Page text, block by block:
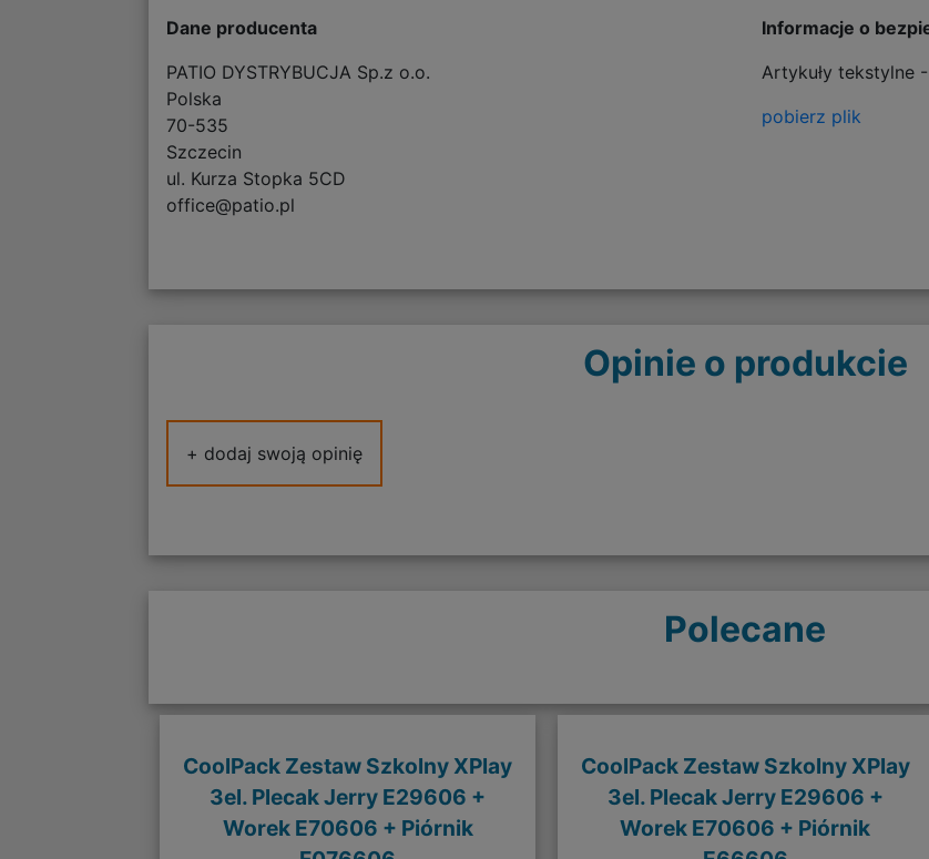
Dane producenta
PATIO DYSTRYBUCJA Sp.z o.o.
Polska
70-535
Szczecin
ul. Kurza Stopka 5CD
office@patio.pl
Informacje o
Artykuły tekstylne -
pobierz plik
Opinie o produkcie
+ dodaj swoją opinię
Polecane
CoolPack Zestaw Szkolny XPlay
3el. Plecak Jerry E29606 +
Worek E70606 + Piórnik
CoolPack Zestaw Szkolny XPlay
3el. Plecak Jerry E29606 +
Worek E70606 + Piórnik